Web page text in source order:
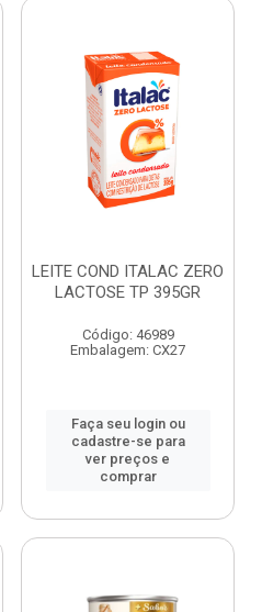
LEITE COND ITALAC ZERO
LACTOSE TP 395GR
Código: 46989
Embalagem: CX27
Faça seu login ou
cadastre-se para
ver preços e
comprar